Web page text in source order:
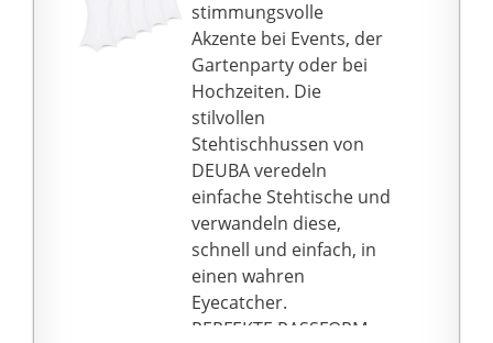
stimmungsvolle
Akzente bei Events, der
Gartenparty oder bei
Hochzeiten. Die
stilvollen
Stehtischhussen von
DEUBA veredeln
einfache Stehtische und
verwandeln diese,
schnell und einfach, in
einen wahren
Eyecatcher.
PERFEKTE PASSFORM: